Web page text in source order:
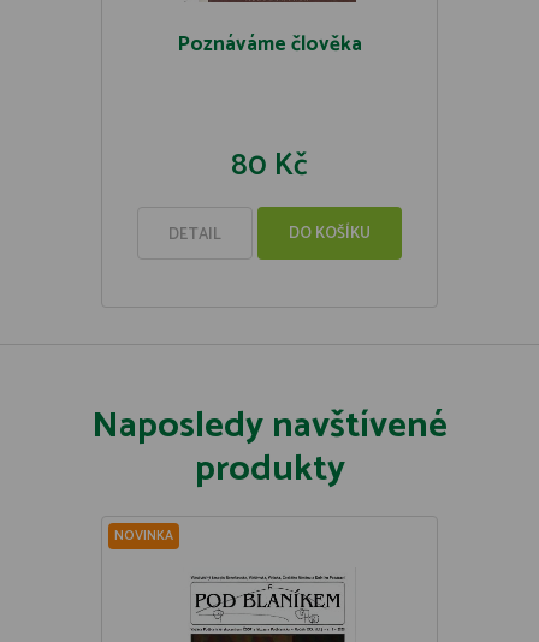
Poznáváme člověka
80 Kč
DETAIL DO KOŠÍKU
Naposledy navštívené
produkty
NOVINKA